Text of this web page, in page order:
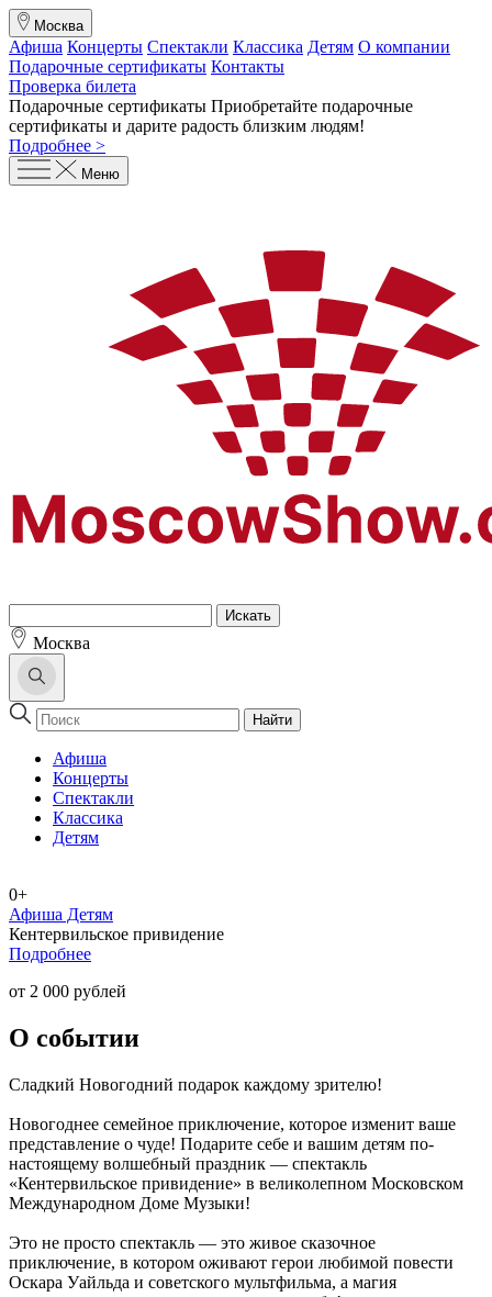
Москва
Афиша Концерты Спектакли Классика Детям О компании
Подарочные сертификаты Контакты
Проверка билета
Подарочные сертификаты Приобретайте подарочные
сертификаты и дарите радость близким людям!
Подробнее >
Меню
Москва
Найти
Афиша
Концерты
Спектакли
Классика
Детям
0+
Афиша Детям
Кентервильское привидение
Подробнее
от 2 000 рублей
О событии
Сладкий Новогодний подарок каждому зрителю!
Новогоднее семейное приключение, которое изменит ваше
представление о чуде! Подарите себе и вашим детям по-
настоящему волшебный праздник — спектакль
«Кентервильское привидение» в великолепном Московском
Международном Доме Музыки!
Это не просто спектакль — это живое сказочное
приключение, в котором оживают герои любимой повести
Оскара Уайльда и советского мультфильма, а магия